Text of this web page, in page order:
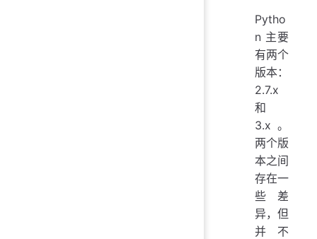
Pytho
n 主要
有两个
版本：
2.7.x
和
3.x。
两个版
本之间
存在一
些差
异，但
并不